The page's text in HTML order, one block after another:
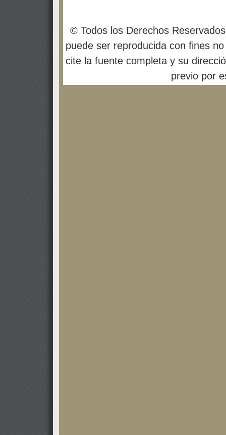
© Todos los Derechos
puede ser reproducida con fines
cite la fuente completa y su
previo por